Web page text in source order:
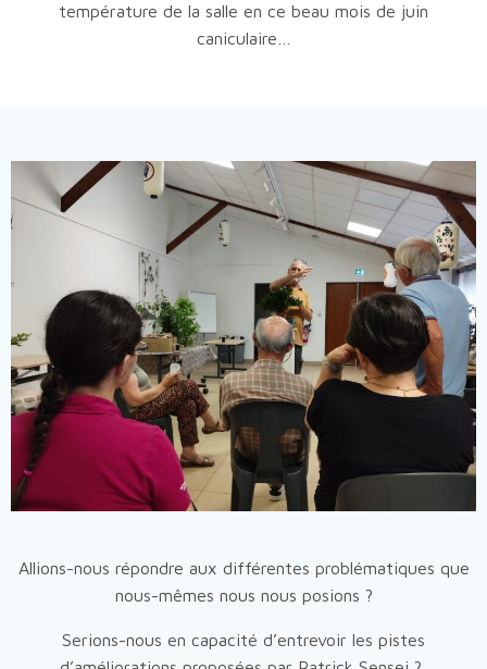
température de la salle en ce beau mois de juin
caniculaire…
Allions-nous répondre aux différentes problématiques que
nous-mêmes nous nous posions ?
Serions-nous en capacité d’entrevoir les pistes